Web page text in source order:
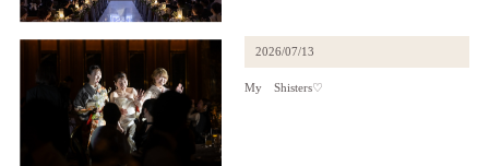
2026/07/13
My Shisters♡